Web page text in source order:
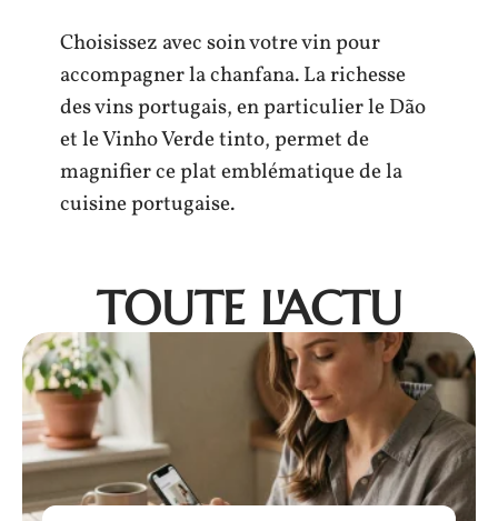
Choisissez avec soin votre vin pour
accompagner la chanfana. La richesse
des vins portugais, en particulier le Dão
et le Vinho Verde tinto, permet de
magnifier ce plat emblématique de la
cuisine portugaise.
TOUTE L'ACTU